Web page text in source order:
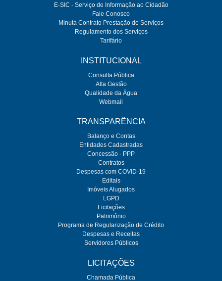
E-SIC - Serviço de Informação ao Cidadão
Fale Conosco
Minuta Contrato Prestação de Serviços
Regulamento dos Serviços
Tarifário
INSTITUCIONAL
Consulta Pública
Alta Gestão
Qualidade da Água
Webmail
TRANSPARÊNCIA
Balanço e Contas
Entidades Cadastradas
Concessão - PPP
Contratos
Despesas com COVID-19
Editais
Imóveis Alugados
LGPD
Licitações
Patrimônio
Programa de Regularização de Crédito
Despesas e Receitas
Servidores Públicos
LICITAÇÕES
Chamada Pública